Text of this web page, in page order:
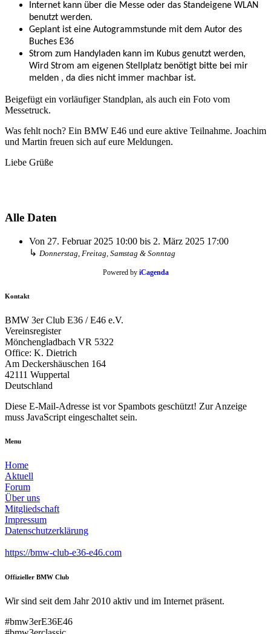
Internet kann über die Messe oder das Standeigene WLAN
benutzt werden.
Geplant ist eine Autogrammstunde mit dem Autor des
Buches E36
Strom zum Handyladen kann im Kubus genutzt werden,
Wird Strom am eigenen Stellplatz benötigt bitte bei mir
melden , da dies nicht immer machbar ist.
Beigefügt ein vorläufiger Standplan, als auch ein Foto vom
Messetruck.
Was fehlt noch? Ein BMW E46 und eure aktive Teilnahme. Joachim
und Martin freuen sich auf eure Meldungen.
Liebe Grüße
Alle Daten
Von 27. Februar 2025 10:00 bis 2. März 2025 17:00
↳ Donnerstag, Freitag, Samstag & Sonntag
Powered by iCagenda
Kontakt
BMW 3er Club E36 / E46 e.V.
Vereinsregister
Mönchengladbach VR 5322
Office: K. Dietrich
Am Deckershäuschen 164
42111 Wuppertal
Deutschland
Diese E-Mail-Adresse ist vor Spambots geschützt! Zur Anzeige
muss JavaScript eingeschaltet sein.
Menu
Home
Aktuell
Forum
Über uns
Mitgliedschaft
Impressum
Datenschutzerklärung
https://bmw-club-e36-e46.com
Offizieller BMW Club
Wir sind seit dem Jahr 2010 aktiv und im Internet präsent.
#bmw3erE36E46